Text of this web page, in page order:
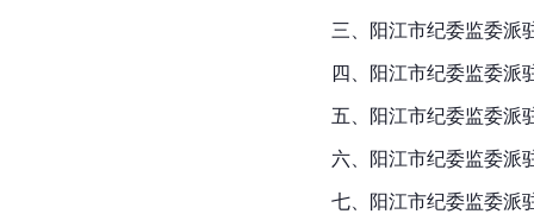
三、阳江市纪委监委
四、阳江市纪委监委派
五、阳江市纪委监委
六、阳江市纪委监委派
七、阳江市纪委监委派